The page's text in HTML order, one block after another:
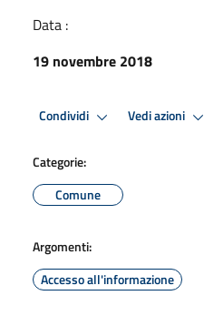
Data :
19 novembre 2018
Condividi Vedi azioni
Categorie:
Comune
Argomenti:
Accesso all'informazione